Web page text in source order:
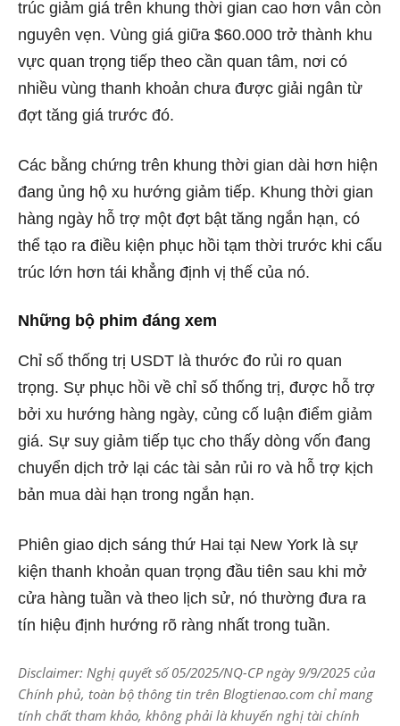
trúc giảm giá trên khung thời gian cao hơn vẫn còn
nguyên vẹn. Vùng giá giữa $60.000 trở thành khu
vực quan trọng tiếp theo cần quan tâm, nơi có
nhiều vùng thanh khoản chưa được giải ngân từ
đợt tăng giá trước đó.
Các bằng chứng trên khung thời gian dài hơn hiện
đang ủng hộ xu hướng giảm tiếp. Khung thời gian
hàng ngày hỗ trợ một đợt bật tăng ngắn hạn, có
thể tạo ra điều kiện phục hồi tạm thời trước khi cấu
trúc lớn hơn tái khẳng định vị thế của nó.
Những bộ phim đáng xem
Chỉ số thống trị USDT là thước đo rủi ro quan
trọng. Sự phục hồi về chỉ số thống trị, được hỗ trợ
bởi xu hướng hàng ngày, củng cố luận điểm giảm
giá. Sự suy giảm tiếp tục cho thấy dòng vốn đang
chuyển dịch trở lại các tài sản rủi ro và hỗ trợ kịch
bản mua dài hạn trong ngắn hạn.
Phiên giao dịch sáng thứ Hai tại New York là sự
kiện thanh khoản quan trọng đầu tiên sau khi mở
cửa hàng tuần và theo lịch sử, nó thường đưa ra
tín hiệu định hướng rõ ràng nhất trong tuần.
Disclaimer: Nghị quyết số 05/2025/NQ-CP ngày 9/9/2025 của
Chính phủ, toàn bộ thông tin trên Blogtienao.com chỉ mang
tính chất tham khảo, không phải là khuyến nghị tài chính